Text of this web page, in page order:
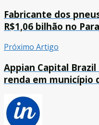
Fabricante dos
R$1,06 bilhão no
Próximo Artigo
Appian Capital
renda em município